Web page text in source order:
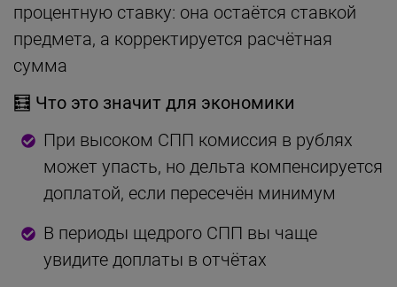
процентную ставку: она остаётся ставкой
предмета, а корректируется расчётная
сумма
🧮 Что это значит для экономики
При высоком СПП комиссия в рублях
может упасть, но дельта компенсируется
доплатой, если пересечён минимум
В периоды щедрого СПП вы чаще
увидите доплаты в отчётах